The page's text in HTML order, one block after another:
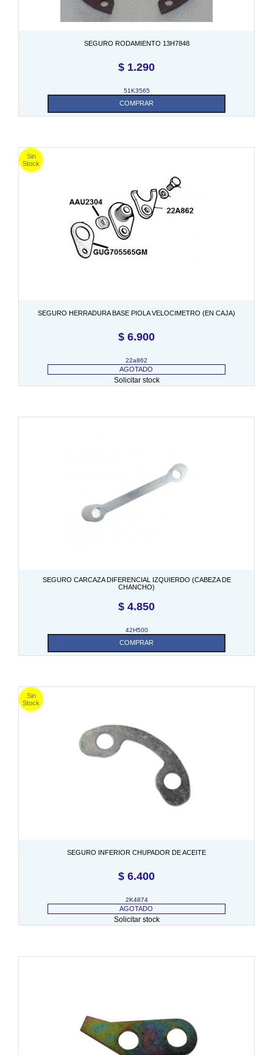
SEGURO RODAMIENTO 13H7848
$ 1.290
51K3565
COMPRAR
SEGURO HERRADURA BASE PIOLA VELOCIMETRO (EN CAJA)
$ 6.900
22a862
AGOTADO
Solicitar stock
SEGURO CARCAZA DIFERENCIAL IZQUIERDO (CABEZA DE
CHANCHO)
$ 4.850
42H500
COMPRAR
SEGURO INFERIOR CHUPADOR DE ACEITE
$ 6.400
2K4874
AGOTADO
Solicitar stock